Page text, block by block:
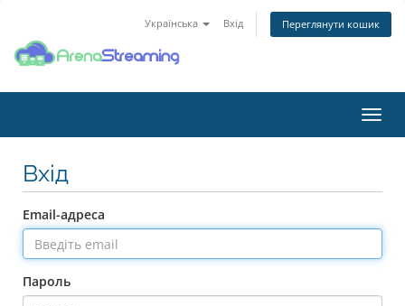
Українська Вхід Переглянути кошик
Вхід
Email-адреса
Пароль